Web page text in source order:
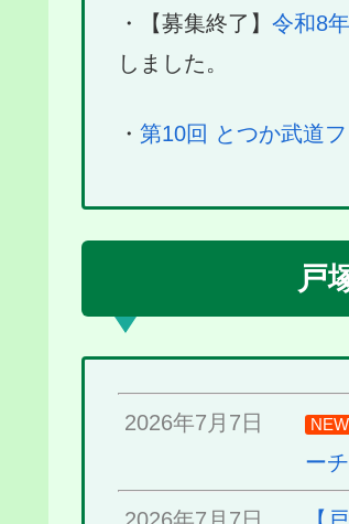
・【募集終了】 令和8
しました。
・ 第10回 とつか武道
戸
2026年7月7日
ー